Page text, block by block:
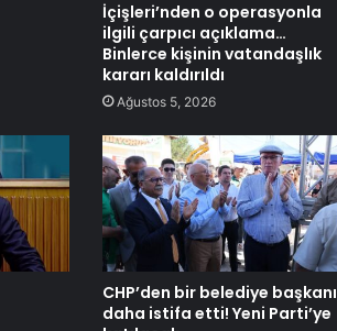
İçişleri’nden o operasyonla
ilgili çarpıcı açıklama…
Binlerce kişinin vatandaşlık
kararı kaldırıldı
Ağustos 5, 2026
CHP’den bir belediye başkanı
daha istifa etti! Yeni Parti’ye